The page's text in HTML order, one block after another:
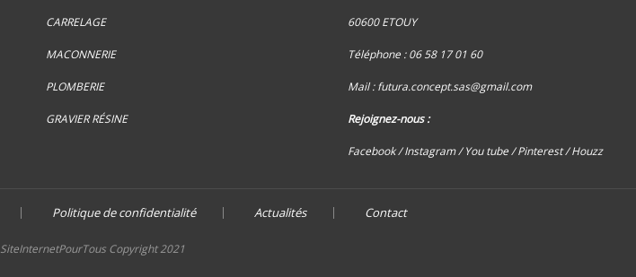
CARRELAGE
MACONNERIE
PLOMBERIE
GRAVIER RÉSINE
60600 ETOUY
Téléphone : 06 58 17 01 60
Mail :futura.concept.sas@gmail.com
Rejoignez-nous :
Facebook /Instagram/ You tube/ Pinterest/ Houzz
Politique de confidentialité Actualités Contact
SiteInternetPourTous Copyright 2021